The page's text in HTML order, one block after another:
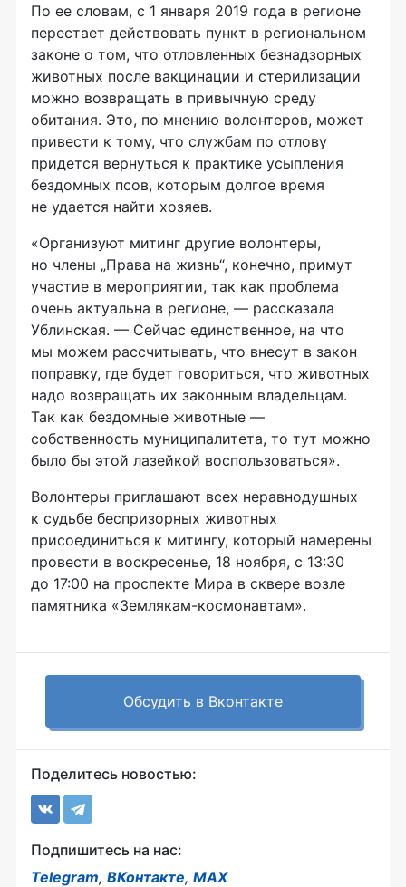
По ее словам, с 1 января 2019 года в регионе
перестает действовать пункт в региональном
законе о том, что отловленных безнадзорных
животных после вакцинации и стерилизации
можно возвращать в привычную среду
обитания. Это, по мнению волонтеров, может
привести к тому, что службам по отлову
придется вернуться к практике усыпления
бездомных псов, которым долгое время
не удается найти хозяев.
«Организуют митинг другие волонтеры,
но члены „Права на жизнь“, конечно, примут
участие в мероприятии, так как проблема
очень актуальна в регионе, — рассказала
Ублинская. — Сейчас единственное, на что
мы можем рассчитывать, что внесут в закон
поправку, где будет говориться, что животных
надо возвращать их законным владельцам.
Так как бездомные животные —
собственность муниципалитета, то тут можно
было бы этой лазейкой воспользоваться».
Волонтеры приглашают всех неравнодушных
к судьбе беспризорных животных
присоединиться к митингу, который намерены
провести в воскресенье, 18 ноября, с 13:30
до 17:00 на проспекте Мира в сквере возле
памятника «Землякам-космонавтам».
Обсудить в Вконтакте
Поделитесь новостью:
Подпишитесь на нас:
Telegram, ВКонтакте, MAX